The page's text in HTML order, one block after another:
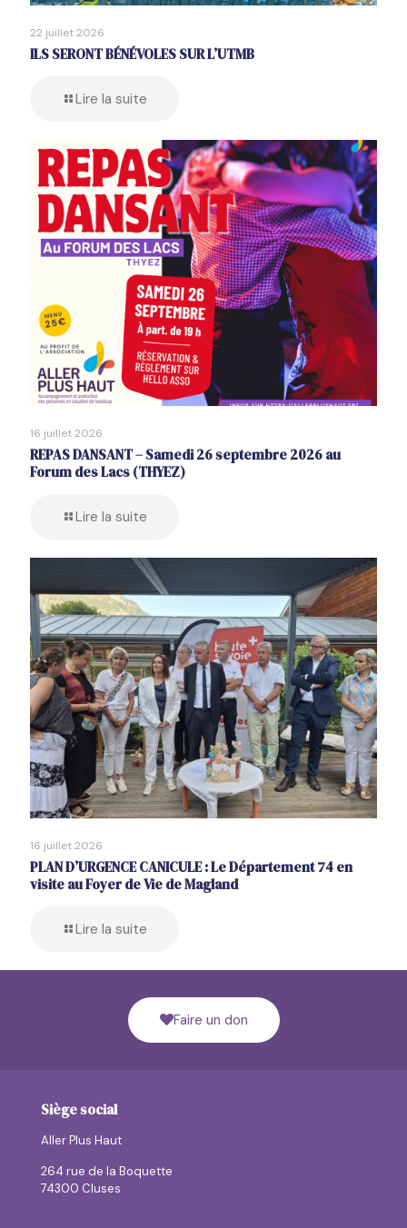
22 juillet 2026
ILS SERONT BÉNÉVOLES SUR L’UTMB
Lire la suite
16 juillet 2026
REPAS DANSANT – Samedi 26 septembre 2026 au
Forum des Lacs (THYEZ)
Lire la suite
16 juillet 2026
PLAN D’URGENCE CANICULE : Le Département 74 en
visite au Foyer de Vie de Magland
Lire la suite
Faire un don
Siège social
Aller Plus Haut
264 rue de la Boquette
74300 Cluses